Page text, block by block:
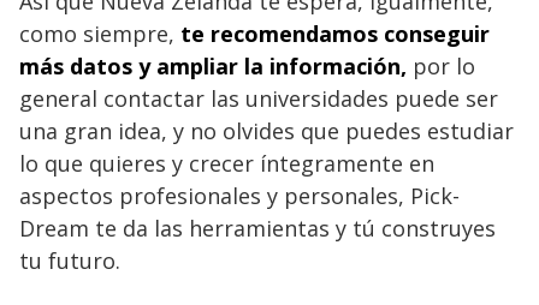
como siempre, te recomendamos conseguir
más datos y ampliar la información, por lo
general contactar las universidades puede ser
una gran idea, y no olvides que puedes estudiar
lo que quieres y crecer íntegramente en
aspectos profesionales y personales, Pick-
Dream te da las herramientas y tú construyes
tu futuro.